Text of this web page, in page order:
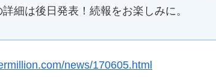
細は後日発表！続報をお楽しみに。
news/170605.html